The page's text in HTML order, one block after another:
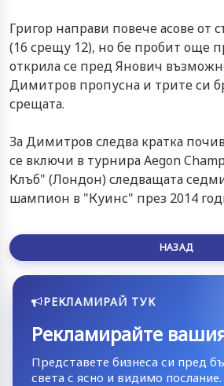
Григор направи повече асове от
(16 срещу 12), но бе пробит още
открила се пред Янович
Димитров пропусна и трите си
срещата.
За Димитров следва кратка
се включи в турнира Aegon
Клъб" (Лондон) следващата
шампион в "Куинс" през 2014
НАЗАД
РЕКЛАМИРАЙ ТУК
Рекламирайте
Представете бизнеса си пред
света с ясно и видимо послание.